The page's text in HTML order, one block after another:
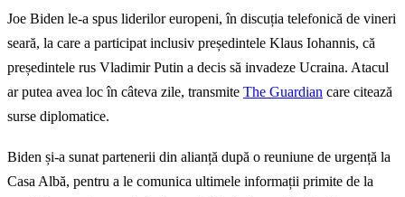
Joe Biden le-a spus liderilor europeni, în discuția telefonică de vineri
seară, la care a participat inclusiv președintele Klaus Iohannis, că
președintele rus Vladimir Putin a decis să invadeze Ucraina. Atacul
ar putea avea loc în câteva zile, transmite The Guardian care citează
surse diplomatice.
Biden și-a sunat partenerii din alianță după o reuniune de urgență la
Casa Albă, pentru a le comunica ultimele informații primite de la